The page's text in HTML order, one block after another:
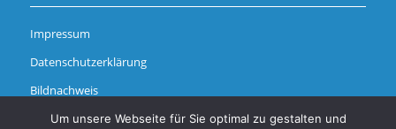
Impressum
Datenschutzerklärung
Bildnachweis
Um unsere Webseite für Sie optimal zu gestalten und